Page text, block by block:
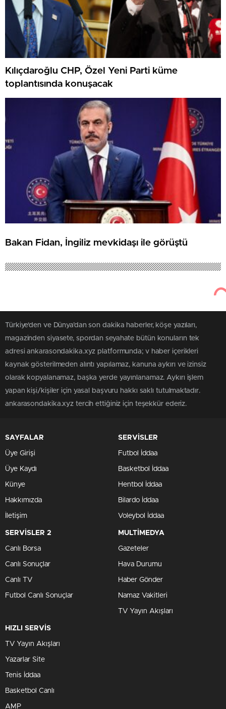
Kılıçdaroğlu CHP, Özel Yeni Parti küme
toplantısında konuşacak
Bakan Fidan, İngiliz mevkidaşı ile görüştü
Türkiye'den ve Dünya’dan son dakika haberler, köşe yazıları,
magazinden siyasete, spordan seyahate bütün konuların tek
adresi ankarasondakika.xyz platformunda; v haber içerikleri
kaynak gösterilmeden alıntı yapılamaz, kanuna aykırı ve izinsiz
olarak kopyalanamaz, başka yerde yayınlanamaz. Aykırı işlem
yapan kişi/kişiler için yasal başvuru hakkı saklı tutulmaktadır.
ankarasondakika.xyz tercih ettiğiniz için teşekkür ederiz.
SAYFALAR
Üye Girişi
Üye Kaydı
Künye
Hakkımızda
İletişim
SERVİSLER
Futbol İddaa
Basketbol İddaa
Hentbol İddaa
Bilardo İddaa
Voleybol İddaa
SERVİSLER 2
Canlı Borsa
Canlı Sonuçlar
Canlı TV
Futbol Canlı Sonuçlar
MULTİMEDYA
Gazeteler
Hava Durumu
Haber Gönder
Namaz Vakitleri
TV Yayın Akışları
HIZLI SERVİS
TV Yayın Akışları
Yazarlar Site
Tenis İddaa
Basketbol Canlı
AMP